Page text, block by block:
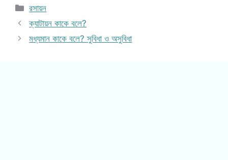
Categories
রসায়ন
ক্যাটায়ন কাকে বলে?
মধ্যমান কাকে বলে? সুবিধা ও অসুবিধা